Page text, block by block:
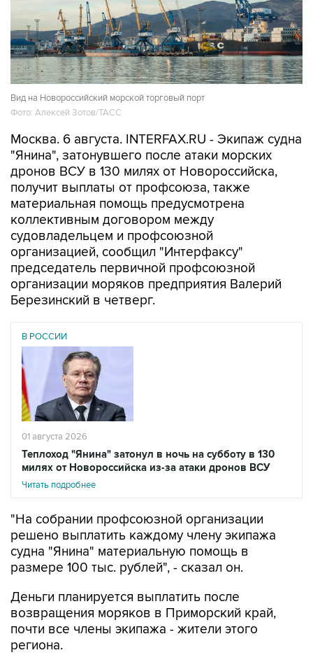
Вид на Новороссийский морской торговый порт
Фото: Алексей Зотов/ТАСС
Москва. 6 августа. INTERFAX.RU - Экипаж судна
"Янина", затонувшего после атаки морских
дронов ВСУ в 130 милях от Новороссийска,
получит выплаты от профсоюза, также
материальная помощь предусмотрена
коллективным договором между
судовладельцем и профсоюзной
организацией, сообщил "Интерфаксу"
председатель первичной профсоюзной
организации моряков предприятия Валерий
Березинский в четверг.
В РОССИИ
01 августа 2026
Теплоход "Янина" затонул в ночь на субботу в 130
милях от Новороссийска из-за атаки дронов ВСУ
Читать подробнее
"На собрании профсоюзной организации
решено выплатить каждому члену экипажа
судна "Янина" материальную помощь в
размере 100 тыс. рублей", - сказал он.
Деньги планируется выплатить после
возвращения моряков в Приморский край,
почти все члены экипажа - жители этого
региона.